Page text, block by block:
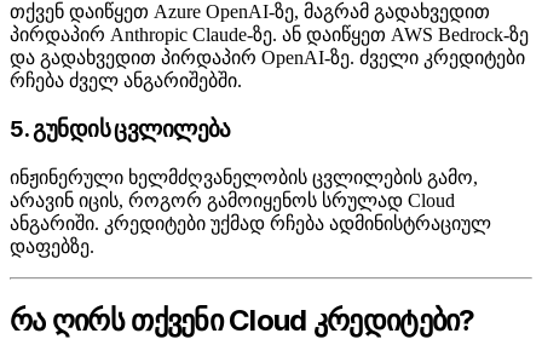
თქვენ დაიწყეთ Azure OpenAI-ზე, მაგრამ გადახვედით
პირდაპირ Anthropic Claude-ზე. ან დაიწყეთ AWS Bedrock-ზე
და გადახვედით პირდაპირ OpenAI-ზე. ძველი კრედიტები
რჩება ძველ ანგარიშებში.
5. გუნდის ცვლილება
ინჟინერული ხელმძღვანელობის ცვლილების გამო,
არავინ იცის, როგორ გამოიყენოს სრულად Cloud
ანგარიში. კრედიტები უქმად რჩება ადმინისტრაციულ
დაფებზე.
რა ღირს თქვენი Cloud კრედიტები?